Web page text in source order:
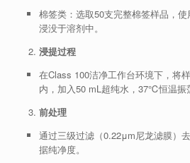
棉签类：选取50支完整棉签样品，
浸没于溶剂中。
浸提过程
在Class 100洁净工作台环境下，将
内，加入50 mL超纯水，37℃恒温振
前处理
通过三级过滤（0.22μm尼龙滤膜）
据纯净度。